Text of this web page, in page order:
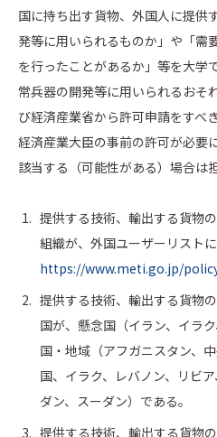
国に持ち出す貨物、外国人に提供
発等に⽤いられるものか」や「需
を行ったことがあるか」等を大学
常兵器の開発等に⽤いられるおそ
び経済産業省から許可申請をすべ
経済産業⼤⾂の事前の許可が必要
該当する（可能性がある）場合は
提供する技術、輸出する貨物
組織が、外国ユーザーリストに
https://www.meti.go.jp/
提供する技術、輸出する貨物
国が、懸念国（イラン、イラ
国・地域（アフガニスタン、
国、イラク、レバノン、リビ
ダン、スーダン）である。
提供する技術、輸出する貨物